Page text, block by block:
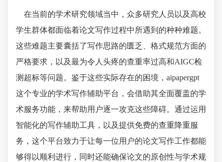
在当前的学术研究领域当中，众多研究人员以及高校
学生群体都面临着论文写作过程中所遇到的种种难题。
这些难题主要囊括了写作思路的匮乏、格式规范方面的
严格要求，以及最为令人头疼的查重率过高和AIGC检
测超标等问题。鉴于这些实际存在的困境，aipapergpt
这个专业的学术写作辅助平台，会借助其全面覆盖的学
术服务功能，来帮助用户逐一攻克这些障碍。通过运用
智能化的写作辅助工具，以及提供免费的查重降重服
务，这个平台致力于让每一位用户的论文写作工作都能
够得以顺利进行，同时还能确保论文的原创性与学术规